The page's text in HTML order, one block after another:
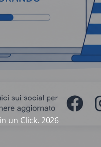
un Click. 2026